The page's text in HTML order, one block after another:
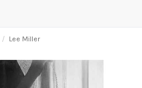
Lee Miller